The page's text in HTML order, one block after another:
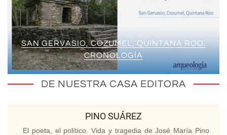
SAN GERVASIO, COZUMEL, QUINTANA ROO.
CRONOLOGÍA
DE NUESTRA CASA EDITORA
PINO SUÁREZ
El poeta, el político. Vida y tragedia de José María Pino